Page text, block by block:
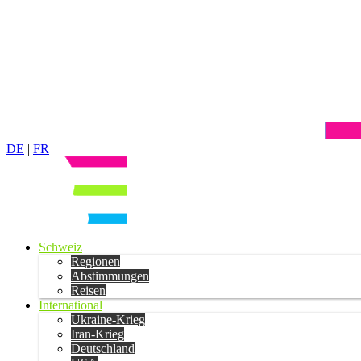
DE | FR
Schweiz
Regionen
Abstimmungen
Reisen
International
Ukraine-Krieg
Iran-Krieg
Deutschland